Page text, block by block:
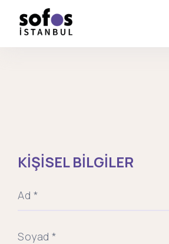
KİŞİSEL BİLGİLER
Ad *
Soyad *